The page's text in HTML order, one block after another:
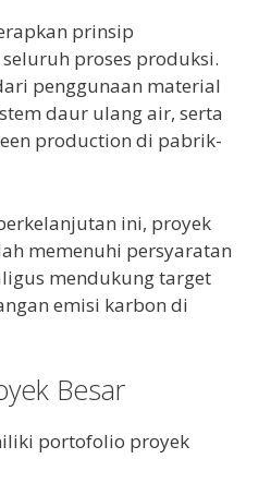
prinsip
proses produksi.
penggunaan material
daur ulang air, serta
production di pabrik-
ini, proyek
memenuhi persyaratan
mendukung target
emisi karbon di
Besar
portofolio proyek